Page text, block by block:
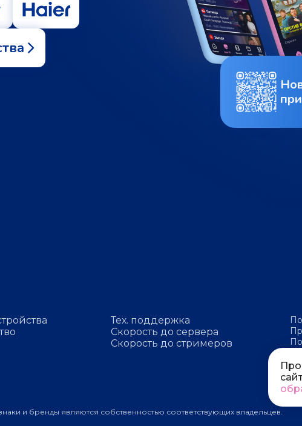
Тех. поддержка
Скорость до сервера
Скорость до стримеров
и бренды являются собственностью соответствующих владельцев.